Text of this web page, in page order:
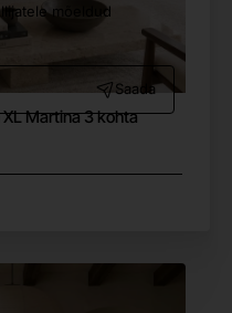
mõeldud
Saada
Tasuta tarne
Martina 3 kohta